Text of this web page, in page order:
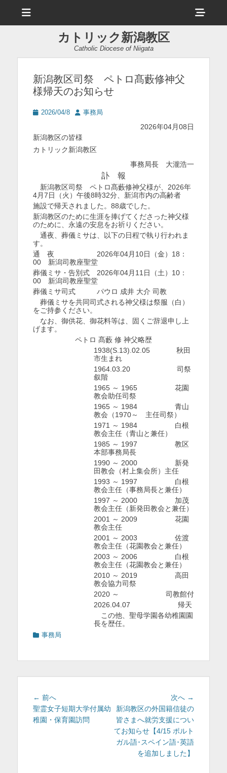
ュ
ヘ
ッ
ー
カトリック新潟教区
Catholic Diocese of Niigata
新潟教区司祭 ペトロ髙藪修神父
様帰天のお知らせ
投
日
2026/04/8
投
者
事務局
2026年04月08日
新潟教区の皆様
カトリック新潟教区
事務局長 大瀧浩一
訃 報
新潟教区司祭 ペトロ髙藪修神父様が、2026年
4月7日（火）午後8時32分、新潟市内の高齢者
施設で帰天されました。88歳でした。
新潟教区のために生涯を捧げてくださった神父様
のために、永遠の安息をお祈りください。
通夜、葬儀ミサは、以下の日程で執り行われま
す。
通 夜 2026年04月10日（金）18：
00 新潟司教座聖堂
葬儀ミサ・告別式 2026年04月11日（土）10：
00 新潟司教座聖堂
葬儀ミサ司式 パウロ 成井 大介 司教
葬儀ミサを共同司式される神父様は祭服（白）
をご持参ください。
なお、御供花、御花料等は、固くご辞退申し上
げます。
ペトロ 髙藪 修 神父略歴
1938(S.13).02.05 秋田
市生まれ
1964.03.20 司祭
叙階
1965 ～ 1965 花園
教会助任司祭
1965 ～ 1984 青山
教会（1970～ 主任司祭）
1971 ～ 1984 白根
教会主任（青山と兼任）
1985 ～ 1997 教区
本部事務局長
1990 ～ 2000 新発
田教会（村上集会所）主任
1993 ～ 1997 白根
教会主任（事務局長と兼任）
1997 ～ 2000 加茂
教会主任（新発田教会と兼任）
2001 ～ 2009 花園
教会主任
2001 ～ 2003 佐渡
教会主任（花園教会と兼任）
2003 ～ 2006 白根
教会主任（花園教会と兼任）
2010 ～ 2019 高田
教会協力司祭
2020 ～ 司教館付
2026.04.07 帰天
この他、聖母学園各幼稚園園
長を歴任。
カ 事務局
投
稿
ナ
← 前へ
の
投
聖霊女子短期大学付属幼
稚園・保育園訪問
次へ →
の
投
新潟教区の外国籍信徒の
皆さまへ就労支援につい
てお知らせ【4/15 ポルト
ガル語･スペイン語･英語
を追加しました】